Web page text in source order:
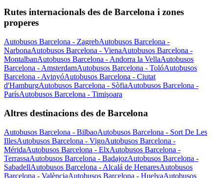
Rutes internacionals des de Barcelona i zones
properes
Autobusos Barcelona - ZagrebAutobusos Barcelona -
NarbonaAutobusos Barcelona - VienaAutobusos Barcelona -
MontalbanAutobusos Barcelona - Andorra la VellaAutobusos
Barcelona - AmsterdamAutobusos Barcelona - TolóAutobusos
Barcelona - AvinyóAutobusos Barcelona - Ciutat
d'HamburgAutobusos Barcelona - SòfiaAutobusos Barcelona -
ParísAutobusos Barcelona - Timişoara
Altres destinacions des de Barcelona
Autobusos Barcelona - BilbaoAutobusos Barcelona - Sort De Les
IllesAutobusos Barcelona - VigoAutobusos Barcelona -
MéridaAutobusos Barcelona - ElxAutobusos Barcelona -
TerrassaAutobusos Barcelona - BadajozAutobusos Barcelona -
SabadellAutobusos Barcelona - Alcalá de HenaresAutobusos
Barcelona - ValènciaAutobusos Barcelona - HuelvaAutobusos